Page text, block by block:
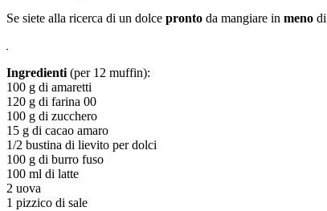
Se siete alla ricerca di un dolce pronto da mangiare in meno di
Ingredienti (per 12 muffin):
100 g di amaretti
120 g di farina 00
100 g di zucchero
15 g di cacao amaro
1/2 bustina di lievito per dolci
100 g di burro fuso
100 ml di latte
2 uova
1 pizzico di sale